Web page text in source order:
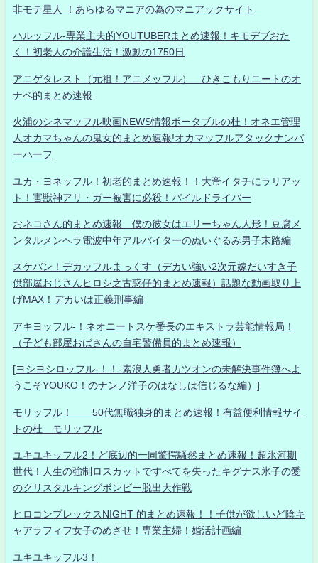
非モテ星人 ！あらゆるマニアの為のマニアックサイト
ハルッフル-専業主夫的YOUTUBERまとめ速報！キモデブおた
く！初老人の介護生活！激動の1750日
アニゲタレスト（元祖！アニメッフル） ひきこもりニートのオ
ナベ的まとめ速報
火浦のシネマッフル映画NEWS情報ポータブルの杜！オネエ管理
人オカマちゃんの鬼女的まとめ速報!オカマッフルアタックナンバ
ーハーフ
ユカ・ヨネッフル！初老的まとめ速報！！大帝イタチにラリアッ
ト！害獣神アリ・ガー被害に必殺！パイルドライバー
おネコさん的まとめ速報 僕の彼女はエリーちゃん人形！豆腐メ
ンタルメンヘラ電波中年アルバイターのぬいぐるみ男子末路編
スケバン！デカッフルまっくす（デカい強い2次元嫁だいすき子
供部屋おじさんヒロシ之古惑仔的まとめ速報）話題な動画取り上
げMAX！デカいは正義刑事編
アキヨッフル-！ネオニートスケ番長のエキストラ芸能情報局！
（子ども部屋おばさんの自宅警備員的まとめ速報）
[ヨシヨシロッフル-！！-素浪人勇者カツオンの未解決事件簿へよ
うこそYOUKO！のナンノ洋子のはなしは信じるな編）]
モリッフル！ 50代無職独身的まとめ速報！有益便利情報サイ
トの杜 モリッフル
ユキユキッフル2！ど底辺的一同驚愕騒然まとめ速報！超氷河期
世代！人生の強制ロスカットですべてを失ったキグナス氷子の愛
のクリスタルキングボンビー脱出大作戦
ヒロコンプレックスNIGHT 的まとめ速報！！子供が欲しいど陰キ
ャアラフィフ女子のめざせ！専業主婦！婚活計画編
ユキユキッフル3！